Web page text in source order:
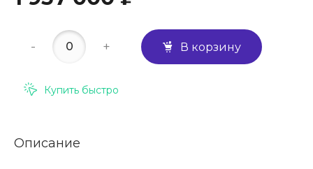
- + В корзину
Купить быстро
Описание